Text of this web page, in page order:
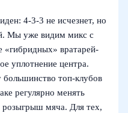
4-3-3 не исчезнет, но
Мы уже видим микс с
«гибридных» вратарей-
уплотнение центра.
топ-клубов
регулярно менять
мяча. Для тех,